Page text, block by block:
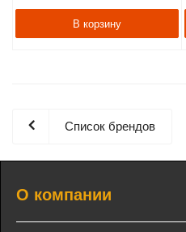
В корзину
Список брендов
О компании